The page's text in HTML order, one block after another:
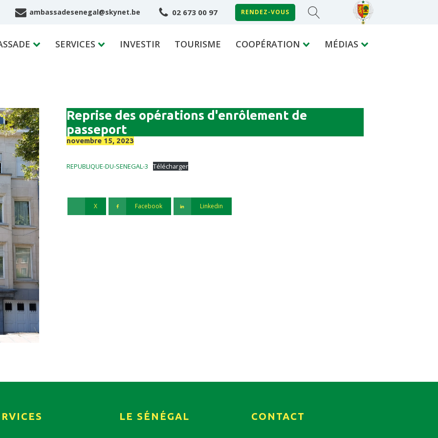
ambassadesenegal@skynet.be 02 673 00 97 RENDEZ-VOUS
SERVICES INVESTIR TOURISME COOPÉRATION MÉDIAS
Reprise des opérations d'enrôlement de
passeport
novembre 15, 2023
REPUBLIQUE-DU-SENEGAL-3 Télécharger
X Facebook Linkedin
LE SÉNÉGAL CONTACT